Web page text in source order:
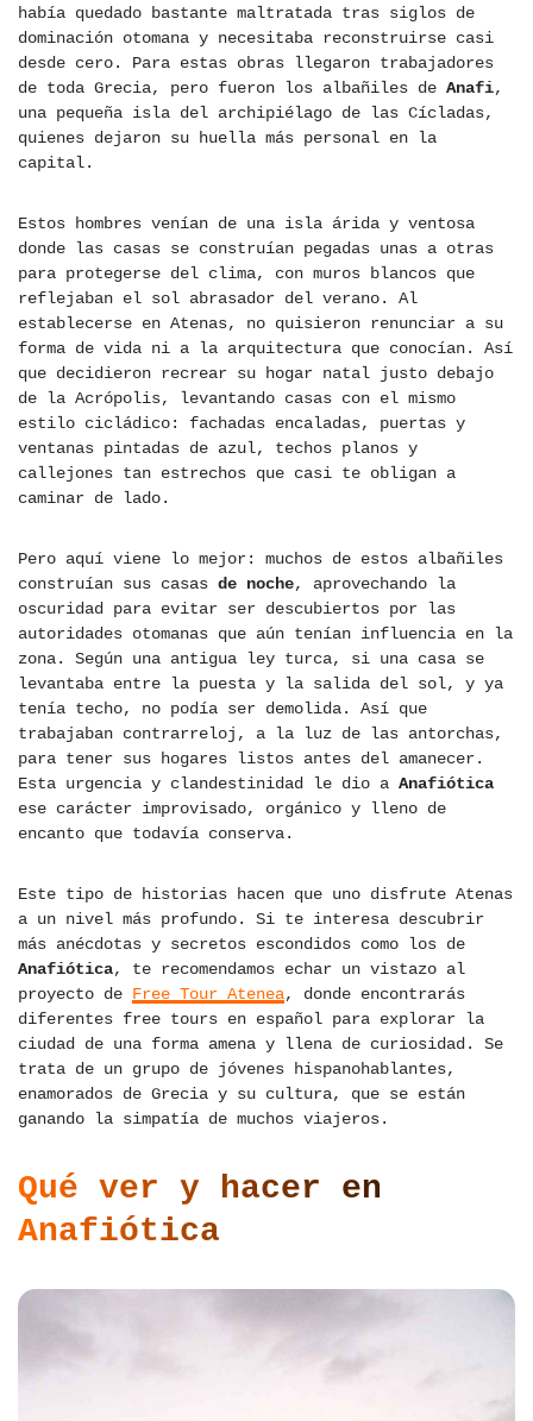
había quedado bastante maltratada tras siglos de
dominación otomana y necesitaba reconstruirse casi
desde cero. Para estas obras llegaron trabajadores
de toda Grecia, pero fueron los albañiles de Anafi,
una pequeña isla del archipiélago de las Cícladas,
quienes dejaron su huella más personal en la
capital.
Estos hombres venían de una isla árida y ventosa
donde las casas se construían pegadas unas a otras
para protegerse del clima, con muros blancos que
reflejaban el sol abrasador del verano. Al
establecerse en Atenas, no quisieron renunciar a su
forma de vida ni a la arquitectura que conocían. Así
que decidieron recrear su hogar natal justo debajo
de la Acrópolis, levantando casas con el mismo
estilo cicládico: fachadas encaladas, puertas y
ventanas pintadas de azul, techos planos y
callejones tan estrechos que casi te obligan a
caminar de lado.
Pero aquí viene lo mejor: muchos de estos albañiles
construían sus casas de noche, aprovechando la
oscuridad para evitar ser descubiertos por las
autoridades otomanas que aún tenían influencia en la
zona. Según una antigua ley turca, si una casa se
levantaba entre la puesta y la salida del sol, y ya
tenía techo, no podía ser demolida. Así que
trabajaban contrarreloj, a la luz de las antorchas,
para tener sus hogares listos antes del amanecer.
Esta urgencia y clandestinidad le dio a Anafiótica
ese carácter improvisado, orgánico y lleno de
encanto que todavía conserva.
Este tipo de historias hacen que uno disfrute Atenas
a un nivel más profundo. Si te interesa descubrir
más anécdotas y secretos escondidos como los de
Anafiótica, te recomendamos echar un vistazo al
proyecto de Free Tour Atenea, donde encontrarás
diferentes free tours en español para explorar la
ciudad de una forma amena y llena de curiosidad. Se
trata de un grupo de jóvenes hispanohablantes,
enamorados de Grecia y su cultura, que se están
ganando la simpatía de muchos viajeros.
Qué ver y hacer en
Anafiótica